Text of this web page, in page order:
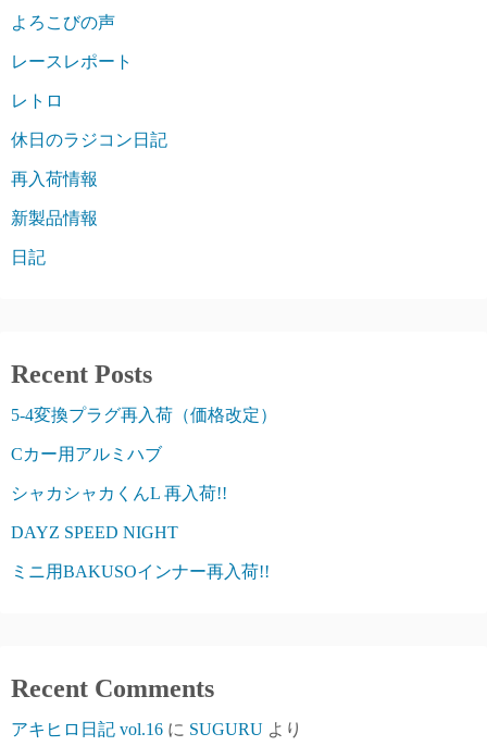
よろこびの声
レースレポート
レトロ
休日のラジコン日記
再入荷情報
新製品情報
日記
Recent Posts
5-4変換プラグ再入荷（価格改定）
Cカー用アルミハブ
シャカシャカくんL 再入荷!!
DAYZ SPEED NIGHT
ミニ用BAKUSOインナー再入荷!!
Recent Comments
アキヒロ日記 vol.16 に SUGURU より